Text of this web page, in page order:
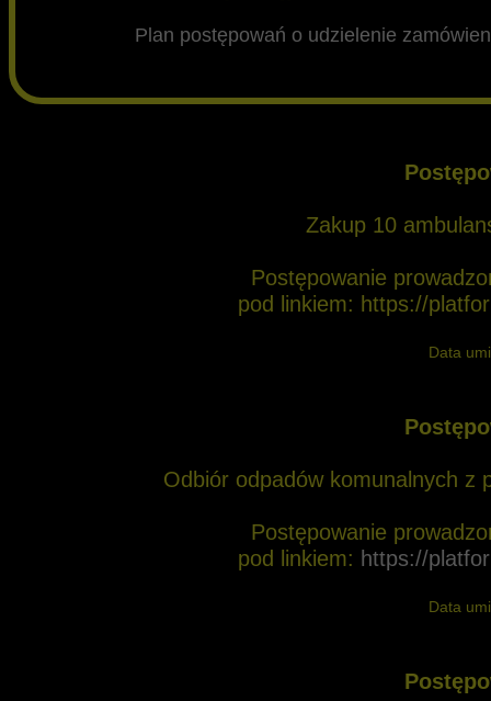
Zakup 10
Postępowanie
pod linkiem: https://
Data
Odbiór odpadów komunalnych z
Postępowanie
pod linkiem: https://
Data
Schematy podatkowe MDR
Polityka ochrony dzieci
Bezpieczne Mazowsze
Plan postępowań o udzielenie